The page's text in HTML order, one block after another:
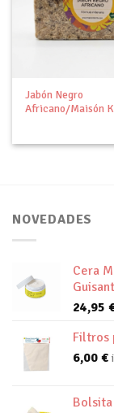
Jabón Negro
Africano/Maisón
NOVEDADES
Cera
24,95
Filtros
6,00 €